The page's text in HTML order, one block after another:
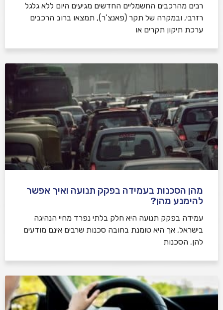
רבים מהרכבים החשמליים החדשים מגיעים היום ללא גלגל
רזרבי, ובמקרה של תקר (פאנצ’ר), תמצאו ברוב הרכבים
ערכת תיקון תקרים או
מהן הסכנות בעמידה בפקק תנועה ואיך אפשר
להימנע מהן?
עמידה בפקק תנועה היא חלק בלתי נפרד מחיי הנהיגה
בישראל, אך היא טומנת בחובה סכנות שרבים אינם מודעים
להן. הסכנות